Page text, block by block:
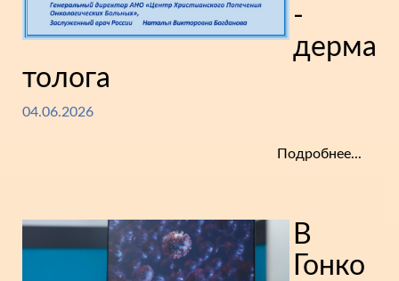
-
дерма
толога
04.06.2026
Подробнее...
В
Гонко